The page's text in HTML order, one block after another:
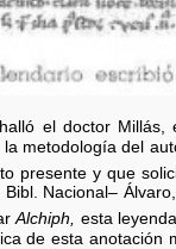
el doctor
metodología del
presente y que
Nacional–
Alchiph, esta
de esta anotación